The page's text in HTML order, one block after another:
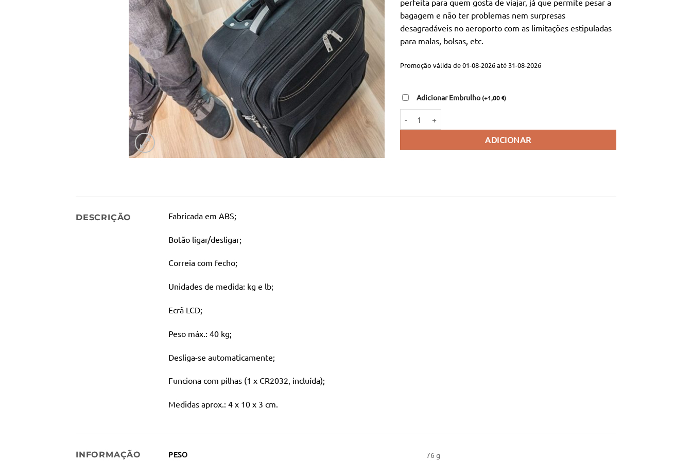
era:
14,76 €.
é:
6,90 €.
perfeita para quem gosta de viajar, já que permite pesar a
bagagem e não ter problemas nem surpresas
desagradáveis no aeroporto com as limitações estipuladas
para malas, bolsas, etc.
Promoção válida de 01-08-2026 até 31-08-2026
Adicionar Embrulho(+1,00 €)
ADICIONAR
DESCRIÇÃO Fabricada em ABS;
Botão ligar/desligar;
Correia com fecho;
Unidades de medida: kg e lb;
Ecrã LCD;
Peso máx.: 40 kg;
Desliga-se automaticamente;
Funciona com pilhas (1 x CR2032, incluída);
Medidas aprox.: 4 x 10 x 3 cm.
INFORMAÇÃO
PESO 76 g